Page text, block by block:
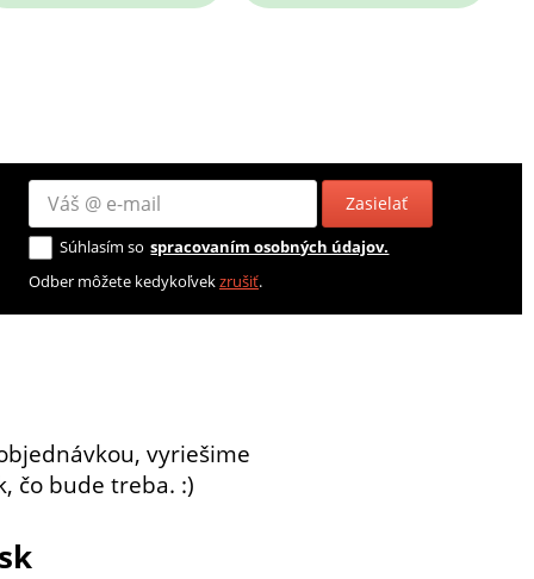
Zasielať
Súhlasím so spracovaním osobných údajov.
Odber môžete kedykoľvekzrušiť.
vyriešime
čo bude treba. :)